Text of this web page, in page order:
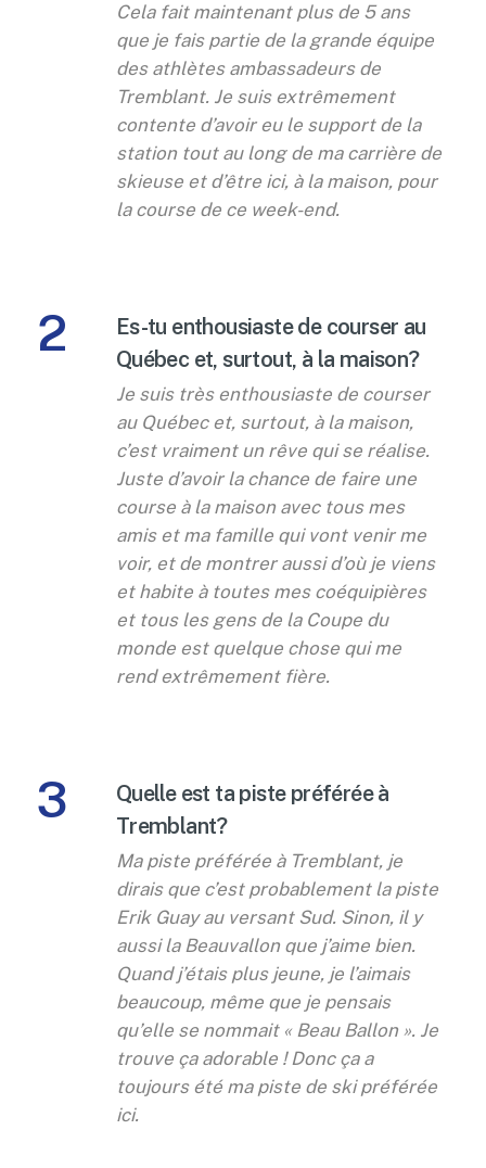
Cela fait maintenant plus de 5 ans
que je fais partie de la grande équipe
des athlètes ambassadeurs de
Tremblant. Je suis extrêmement
contente d’avoir eu le support de la
station tout au long de ma carrière de
skieuse et d’être ici, à la maison, pour
la course de ce week-end.
2
Es-tu enthousiaste de courser au
Québec et, surtout, à la maison?
Je suis très enthousiaste de courser
au Québec et, surtout, à la maison,
c’est vraiment un rêve qui se réalise.
Juste d’avoir la chance de faire une
course à la maison avec tous mes
amis et ma famille qui vont venir me
voir, et de montrer aussi d’où je viens
et habite à toutes mes coéquipières
et tous les gens de la Coupe du
monde est quelque chose qui me
rend extrêmement fière.
3
Quelle est ta piste préférée à
Tremblant?
Ma piste préférée à Tremblant, je
dirais que c’est probablement la piste
Erik Guay au versant Sud. Sinon, il y
aussi la Beauvallon que j’aime bien.
Quand j’étais plus jeune, je l’aimais
beaucoup, même que je pensais
qu’elle se nommait « Beau Ballon ». Je
trouve ça adorable ! Donc ça a
toujours été ma piste de ski préférée
ici.